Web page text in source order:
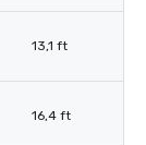
13,1 ft
16,4 ft